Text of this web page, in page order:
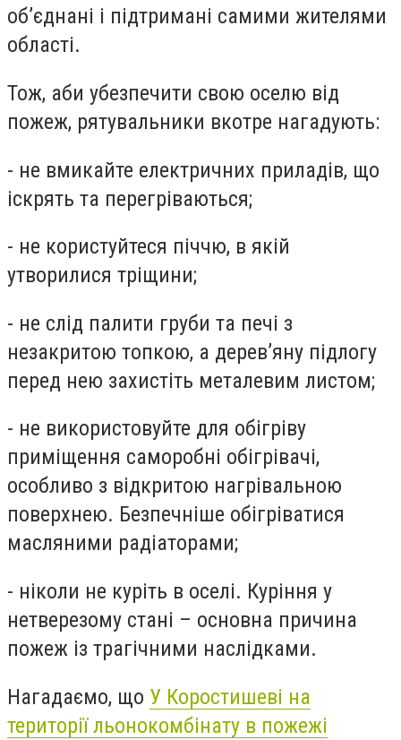
об’єднані і підтримані самими жителями
області.
Тож, аби убезпечити свою оселю від
пожеж, рятувальники вкотре нагадують:
- не вмикайте електричних приладів, що
іскрять та перегріваються;
- не користуйтеся піччю, в якій
утворилися тріщини;
- не слід палити груби та печі з
незакритою топкою, а дерев’яну підлогу
перед нею захистіть металевим листом;
- не використовуйте для обігріву
приміщення саморобні обігрівачі,
особливо з відкритою нагрівальною
поверхнею. Безпечніше обігріватися
масляними радіаторами;
- ніколи не куріть в оселі. Куріння у
нетверезому стані – основна причина
пожеж із трагічними наслідками.
Нагадаємо, що У Коростишеві на
території льонокомбінату в пожежі